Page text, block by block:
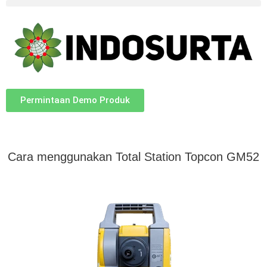
Permintaan Demo Produk
Cara menggunakan Total Station Topcon GM52